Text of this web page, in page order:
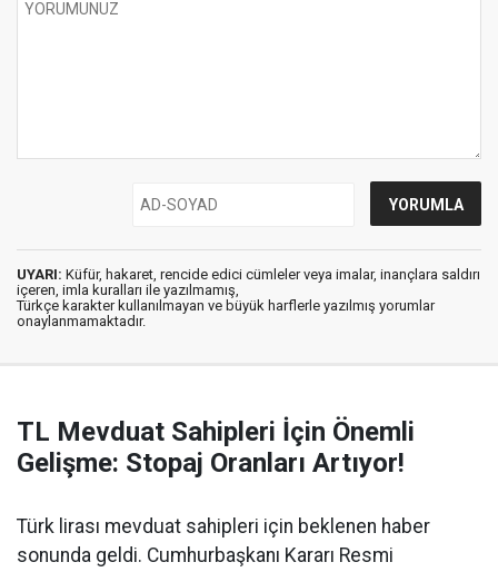
UYARI: Küfür, hakaret, rencide edici cümleler veya imalar, inançlara saldırı
içeren, imla kuralları ile yazılmamış,
Türkçe karakter kullanılmayan ve büyük harflerle yazılmış yorumlar
onaylanmamaktadır.
TL Mevduat Sahipleri İçin Önemli
Gelişme: Stopaj Oranları Artıyor!
Türk lirası mevduat sahipleri için beklenen haber
sonunda geldi. Cumhurbaşkanı Kararı Resmi